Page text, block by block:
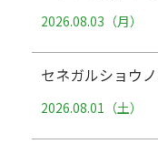
2026.08.03（月）
セネガルショウ
2026.08.01（土）